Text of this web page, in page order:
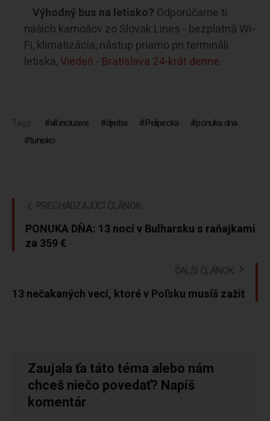
Výhodný bus na letisko? Odporúčame ti
našich kamošov zo Slovak Lines - bezplatná Wi-
Fi, klimatizácia, nástup priamo pri termináli
letiska,Viedeň - Bratislava 24-krát denne.
Tagy: all inclusive djerba Pelipecka
ponuka dna
tunisko
PRECHÁDZAJÚCI ČLÁNOK
PONUKA DŇA: 13 nocí v Bulharsku s raňajkami
za 359 €
ĎALŠÍ ČLÁNOK
13 nečakaných vecí, ktoré v Poľsku musíš zažiť
Zaujala ťa táto téma alebo nám
chceš niečo povedať? Napíš
komentár